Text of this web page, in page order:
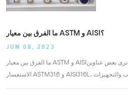
ما الفرق بين معيار ASTM و AISI؟
JUN 08, 2023
ما الفرق بين معيار ASTM و AISI؟ بالنسبة لإنتاج الفولاذ ، غالبًا ما نرى بعض عناوين
الاستفسار ASTM316 و AISI316L، خاص بـ الفولاذ المقاوم للصدأ الأنابيب والتجهيزات
الإنتاج. ما الفرق بين هذين المعيارين؟ ASTM هي منظمة معايير تقوم بإنشاء ونشر